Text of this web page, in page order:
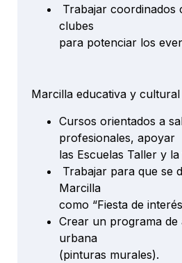
Trabajar coordinados
clubes
para potenciar los
Marcilla educativa y cultural
Cursos orientados a
profesionales, apoyar
las Escuelas Taller y
Trabajar para que se
Marcilla
como “Fiesta de
Crear un programa
urbana
(pinturas murales).